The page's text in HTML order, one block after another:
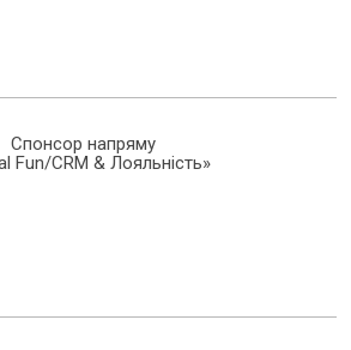
Спонсор напряму
Fun/CRM & Лояльність»